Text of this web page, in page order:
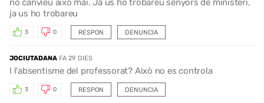
no canvieu aixo mai. Ja us ho trobareu senyors de ministeri,
ja us ho trobareu
RESPON
3 0 DENUNCIA
JOCIUTADANA FA 29 DIES
I l'absentisme del professorat? Això no es controla
RESPON
3 0 DENUNCIA